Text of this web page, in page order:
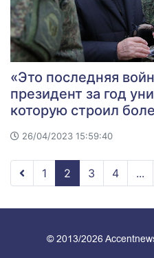
«Это последняя
президент за год
которую строил
26/04/2023 15:59:40
1 2 3 4 ...
© 2013/2026